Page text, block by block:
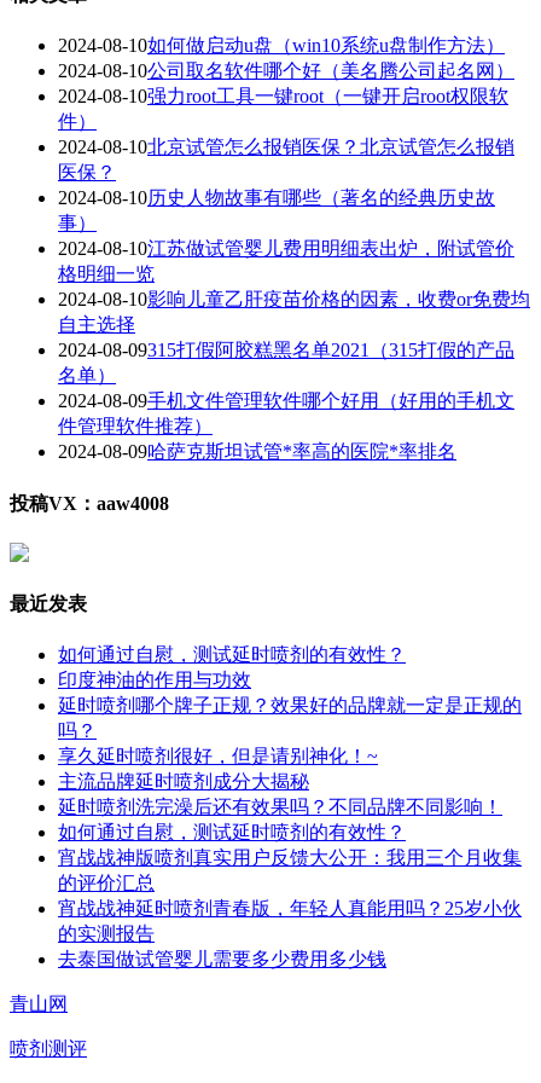
2024-08-10如何做启动u盘（win10系统u盘制作方法）
2024-08-10公司取名软件哪个好（美名腾公司起名网）
2024-08-10强力root工具一键root（一键开启root权限软
件）
2024-08-10北京试管怎么报销医保？北京试管怎么报销
医保？
2024-08-10历史人物故事有哪些（著名的经典历史故
事）
2024-08-10江苏做试管婴儿费用明细表出炉，附试管价
格明细一览
2024-08-10影响儿童乙肝疫苗价格的因素，收费or免费均
自主选择
2024-08-09315打假阿胶糕黑名单2021（315打假的产品
名单）
2024-08-09手机文件管理软件哪个好用（好用的手机文
件管理软件推荐）
2024-08-09哈萨克斯坦试管*率高的医院*率排名
投稿VX：aaw4008
最近发表
如何通过自慰，测试延时喷剂的有效性？
印度神油的作用与功效
延时喷剂哪个牌子正规？效果好的品牌就一定是正规的
吗？
享久延时喷剂很好，但是请别神化！~
主流品牌延时喷剂成分大揭秘
延时喷剂洗完澡后还有效果吗？不同品牌不同影响！
如何通过自慰，测试延时喷剂的有效性？
宵战战神版喷剂真实用户反馈大公开：我用三个月收集
的评价汇总
宵战战神延时喷剂青春版，年轻人真能用吗？25岁小伙
的实测报告
去泰国做试管婴儿需要多少费用多少钱
青山网
喷剂测评